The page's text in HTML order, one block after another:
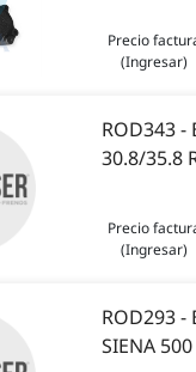
Precio
(Ingresar)
ROD343 -
30.8/35.8
Precio
(Ingresar)
ROD293 -
SIENA